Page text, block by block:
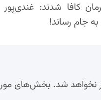
کافا شدند: غندی‌پور
جام رساند!
نخواهد شد. بخش‌های